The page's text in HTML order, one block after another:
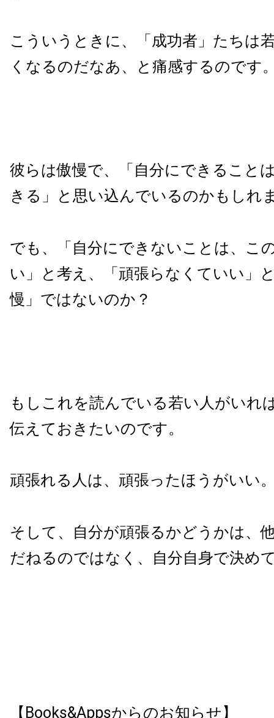
こういうときに、「成功者」たちは
くなるのだなあ、と痛感するのです
彼らは傲慢で、「自分にできること
きる」と思い込んでいるのかもしれ
でも、「自分にできないことは、こ
い」と考え、「頑張らなくていい」
慢」ではないのか？
もしこれを読んでいる若い人がいれ
伝えておきたいのです。
頑張れる人は、頑張ったほうがいい
そして、自分が頑張るかどうかは、
だねるのではなく、自分自身で決め
【Books&Appsからのお知らせ】